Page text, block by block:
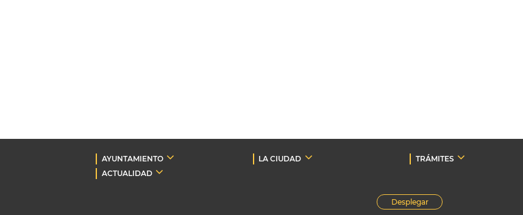
AYUNTAMIENTO LA CIUDAD TRÁMITES
ACTUALIDAD
Desplegar